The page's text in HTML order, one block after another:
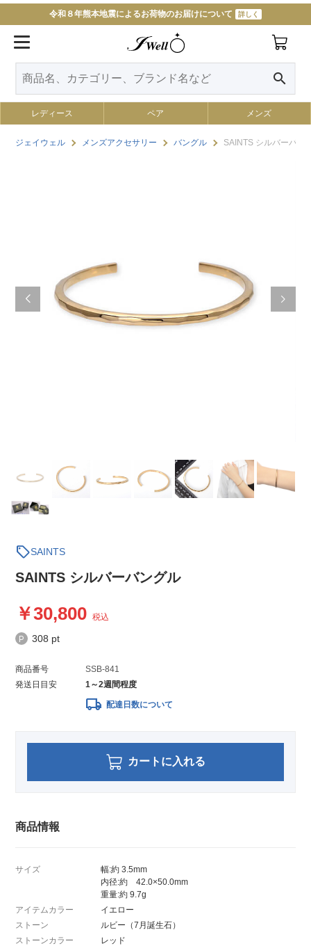
令和８年熊本地震によるお荷物のお届けについて 詳しく
11000円以上で送料無料 詳しく
search
レディース ペア メンズ
ジェイウェル メンズアクセサリー バングル SAINTS シルバーバン
sellSAINTS
SAINTS シルバーバングル
30,800 税込
308 pt
商品番号
SSB-841
発送日目安
1～2週間程度
local_shipping 配達日数について
カートに入れる
商品情報
サイズ
幅:約 3.5mm
内径:約 42.0×50.0mm
重量:約 9.7g
アイテムカラー
イエロー
ストーン
ルビー（7月誕生石）
ストーンカラー
レッド